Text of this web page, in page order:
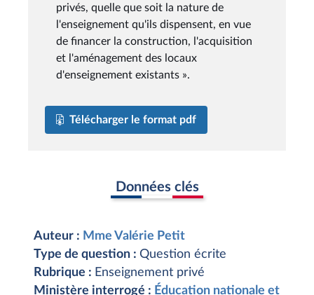
privés, quelle que soit la nature de
l'enseignement qu'ils dispensent, en vue
de financer la construction, l'acquisition
et l'aménagement des locaux
d'enseignement existants ».
Télécharger le format pdf
Données clés
Auteur : Mme Valérie Petit
Type de question : Question écrite
Rubrique : Enseignement privé
Ministère interrogé : Éducation nationale et